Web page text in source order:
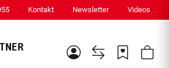
Kontakt Newsletter Videos